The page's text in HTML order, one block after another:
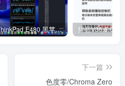
ThinkPad E480 黑苹果完美Tahoe的EFI分享（2026.03.01更新） 抖音V36.5.0 内
下一篇
色度零/Chroma Zero